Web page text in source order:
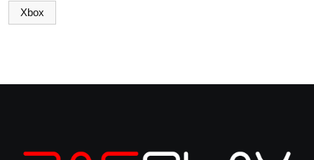
Xbox